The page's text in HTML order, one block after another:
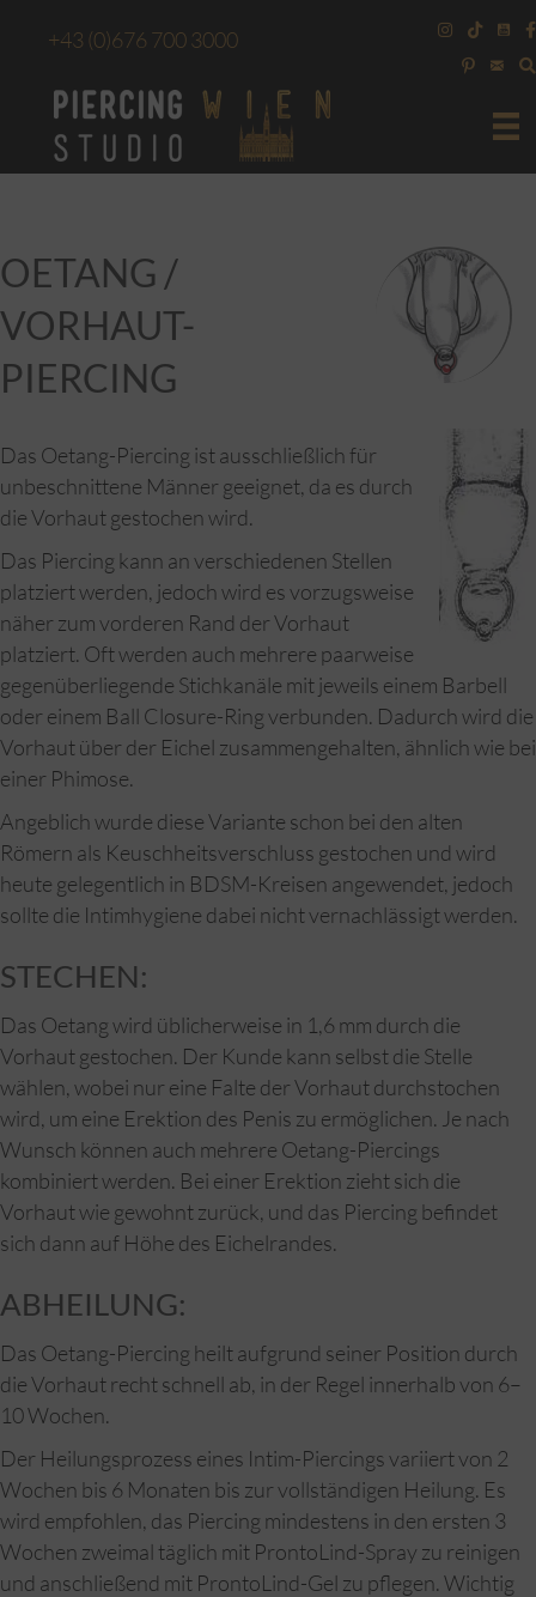
+43 (0)676 700 3000
OETANG /
VORHAUT-
PIERCING
Das Oetang-Piercing ist ausschließlich für
unbeschnittene Männer geeignet, da es durch
die Vorhaut gestochen wird.
Das Piercing kann an verschiedenen Stellen
platziert werden, jedoch wird es vorzugsweise
näher zum vorderen Rand der Vorhaut
platziert. Oft werden auch mehrere paarweise
gegenüberliegende Stichkanäle mit jeweils einem Barbell
oder einem Ball Closure-Ring verbunden. Dadurch wird die
Vorhaut über der Eichel zusammengehalten, ähnlich wie bei
einer Phimose.
Angeblich wurde diese Variante schon bei den alten
Römern als Keuschheitsverschluss gestochen und wird
heute gelegentlich in BDSM-Kreisen angewendet, jedoch
sollte die Intimhygiene dabei nicht vernachlässigt werden.
STECHEN:
Das Oetang wird üblicherweise in 1,6 mm durch die
Vorhaut gestochen. Der Kunde kann selbst die Stelle
wählen, wobei nur eine Falte der Vorhaut durchstochen
wird, um eine Erektion des Penis zu ermöglichen. Je nach
Wunsch können auch mehrere Oetang-Piercings
kombiniert werden. Bei einer Erektion zieht sich die
Vorhaut wie gewohnt zurück, und das Piercing befindet
sich dann auf Höhe des Eichelrandes.
ABHEILUNG:
Das Oetang-Piercing heilt aufgrund seiner Position durch
die Vorhaut recht schnell ab, in der Regel innerhalb von 6–
10 Wochen.
Der Heilungsprozess eines Intim-Piercings variiert von 2
Wochen bis 6 Monaten bis zur vollständigen Heilung. Es
wird empfohlen, das Piercing mindestens in den ersten 3
Wochen zweimal täglich mit ProntoLind-Spray zu reinigen
und anschließend mit ProntoLind-Gel zu pflegen. Wichtig